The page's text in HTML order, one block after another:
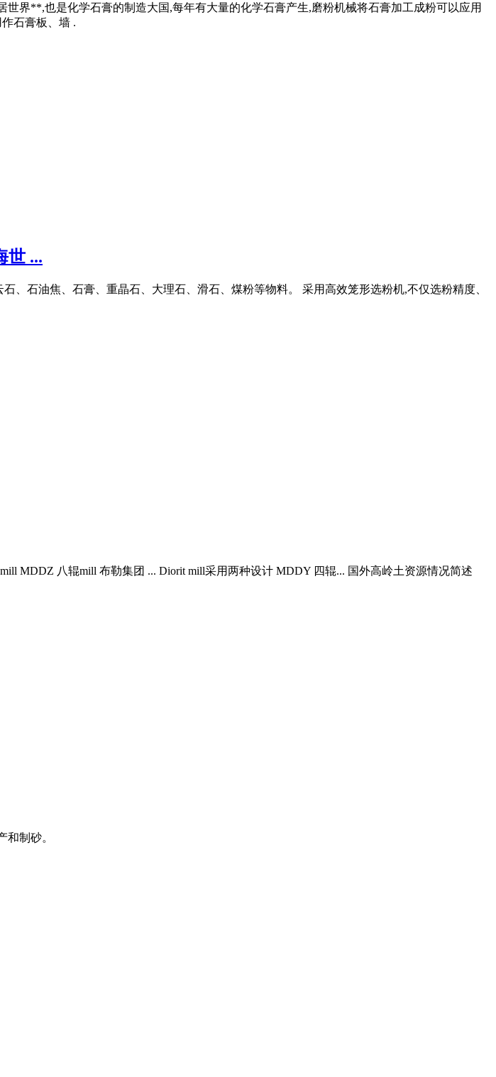
界**,也是化学石膏的制造大国,每年有大量的化学石膏产生,磨粉机械将石膏加工成粉可以应用
石膏板、墙 .
世 ...
、石油焦、石膏、重晶石、大理石、滑石、煤粉等物料。 采用高效笼形选粉机,不仅选粉精度、
MDDZ 八辊mill 布勒集团 ... Diorit mill采用两种设计 MDDY 四辊... 国外高岭土资源情况简述
和制砂。